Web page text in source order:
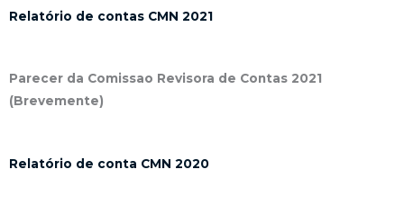
Relatório de contas CMN 2021
Parecer da Comissao Revisora de Contas 2021
(Brevemente)
Relatório de conta CMN 2020